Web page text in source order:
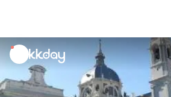
unread
notifications